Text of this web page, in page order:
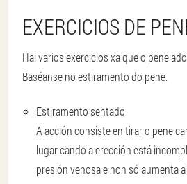
EXERCICIOS DE
Hai varios exercicios xa que o pene
Baséanse no estiramento do pene.
Estiramento sentado
A acción consiste en tirar o pene
lugar cando a erección está
presión venosa e non só aumenta